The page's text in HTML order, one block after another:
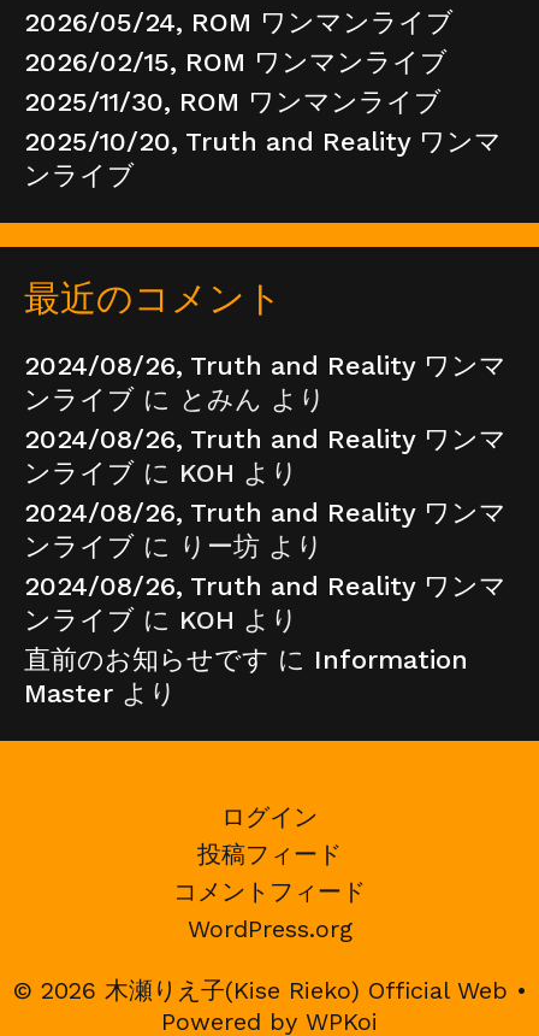
2026/05/24, ROM ワンマンライブ
2026/02/15, ROM ワンマンライブ
2025/11/30, ROM ワンマンライブ
2025/10/20, Truth and Reality ワンマ
ンライブ
最近のコメント
2024/08/26, Truth and Reality ワンマ
ンライブ に とみん より
2024/08/26, Truth and Reality ワンマ
ンライブ に KOH より
2024/08/26, Truth and Reality ワンマ
ンライブ に りー坊 より
2024/08/26, Truth and Reality ワンマ
ンライブ に KOH より
直前のお知らせです に Information
Master より
ログイン
投稿フィード
コメントフィード
WordPress.org
© 2026 木瀬りえ子(Kise Rieko) Official Web •
Powered by WPKoi